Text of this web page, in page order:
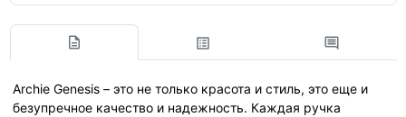
Archie Genesis – это не только красота и стиль, это еще и
безупречное качество и надежность. Каждая ручка